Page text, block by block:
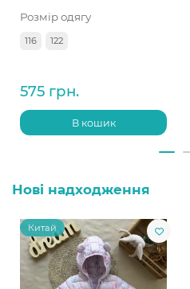
Розмір одягу
116 122
575 грн.
В кошик
Нові надходження
Китай